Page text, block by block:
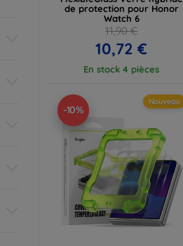
de protection pour Honor
Watch 6
11,90 €
10,72 €
En stock 4 pièces
-10%
Nouveau